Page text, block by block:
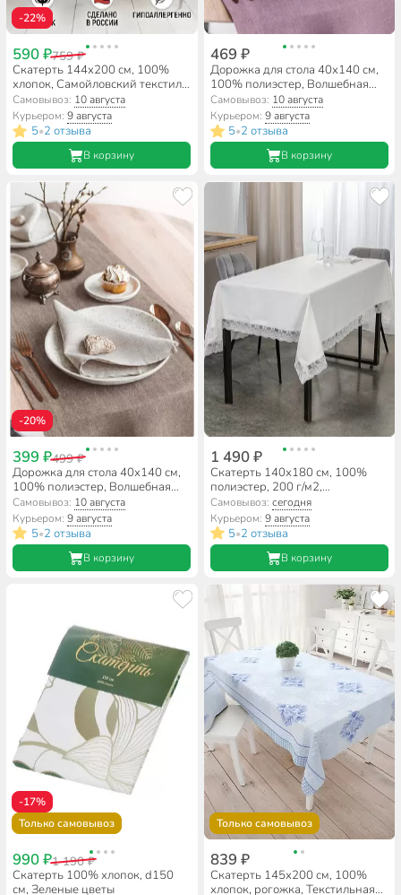
-22%
590 ₽759 ₽
Скатерть 144х200 см, 100%
хлопок, Самойловский текстиль,
Текстура бежевая
Самовывоз: 10 августа
Курьером:9 августа
5•2 отзыва
В корзину
469 ₽
Дорожка для стола 40х140 см,
100% полиэстер, Волшебная
ночь, Амброзия
Самовывоз: 10 августа
Курьером: 9 августа
5•2 отзыва
В корзину
-20%
399 ₽499 ₽
Дорожка для стола 40х140 см,
100% полиэстер, Волшебная
ночь, Какао
Самовывоз: 10 августа
Курьером:9 августа
5•2 отзыва
В корзину
1 490 ₽
Скатерть 140х180 см, 100%
полиэстер, 200 г/м2,
водонепроницаемая, Кружево,
белая, A170089
Самовывоз: сегодня
Курьером: 9 августа
5•2 отзыва
В корзину
-17%
Только самовывоз
990 ₽1 190 ₽
Скатерть 100% хлопок, d150
см, Зеленые цветы
Только самовывоз
839 ₽
Скатерть 145х200 см, 100%
хлопок, рогожка, Текстильная